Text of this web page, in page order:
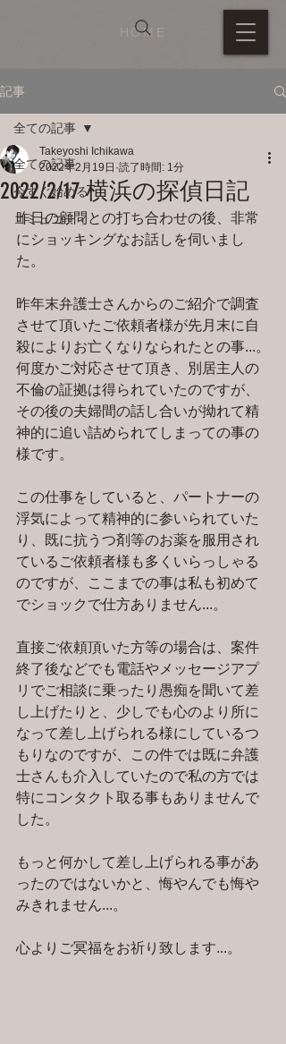
HOME
記事
全ての記事
今すぐ始める
コミュニティ
全ての記事
2022/2/17 横浜の探偵日記
Takeyoshi Ichikawa
2022年2月19日 読了時間: 1分
昨日の顧問との打ち合わせの後、非常
にショッキングなお話しを伺いまし
た。
昨年末弁護士さんからのご紹介で調査
させて頂いたご依頼者様が先月末に自
殺によりお亡くなりなられたとの事...。
何度かご対応させて頂き、別居主人の
不倫の証拠は得られていたのですが、
その後の夫婦間の話し合いが拗れて精
神的に追い詰められてしまっての事の
様です。
この仕事をしていると、パートナーの
浮気によって精神的に参いられていた
り、既に抗うつ剤等のお薬を服用され
ているご依頼者様も多くいらっしゃる
のですが、ここまでの事は私も初めて
でショックで仕方ありません...。
直接ご依頼頂いた方等の場合は、案件
終了後などでも電話やメッセージアプ
リでご相談に乗ったり愚痴を聞いて差
し上げたりと、少しでも心のより所に
なって差し上げられる様にしているつ
もりなのですが、この件では既に弁護
士さんも介入していたので私の方では
特にコンタクト取る事もありませんで
した。
もっと何かして差し上げられる事があ
ったのではないかと、悔やんでも悔や
みきれません...。
心よりご冥福をお祈り致します...。